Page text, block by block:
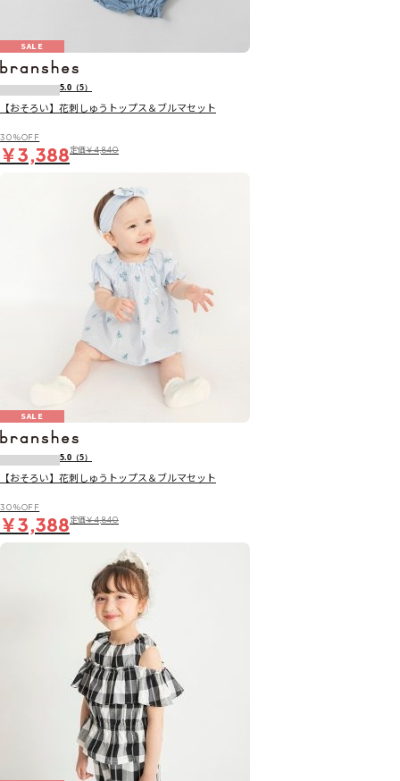
SALE
5.0 （5）
【おそろい】花刺しゅうトップス＆ブルマセット
30％OFF
￥3,388定価￥4,840
SALE
5.0 （5）
【おそろい】花刺しゅうトップス＆ブルマセット
30％OFF
￥3,388定価￥4,840